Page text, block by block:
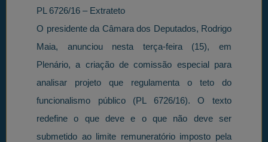
PL 6726/16 – Extrateto
O presidente da Câmara dos Deputados, Rodrigo
Maia, anunciou nesta terça-feira (15), em
Plenário, a criação de comissão especial para
analisar projeto que regulamenta o teto do
funcionalismo público (PL 6726/16). O texto
redefine o que deve e o que não deve ser
submetido ao limite remuneratório imposto pela